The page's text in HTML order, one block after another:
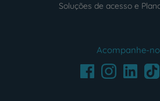
Soluções de acesso e
Acompanhe-
FacebookInstagramLinkedIn